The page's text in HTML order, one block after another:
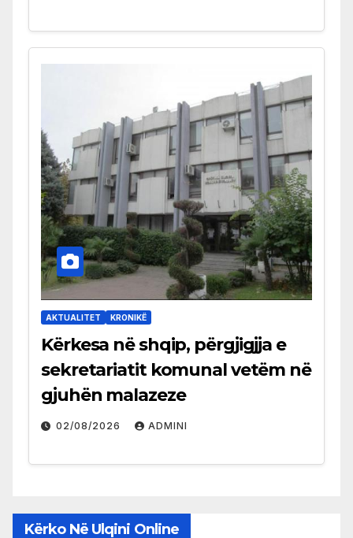
AKTUALITET KRONIKË
Kërkesa në shqip, përgjigjja e
sekretariatit komunal vetëm në
gjuhën malazeze
02/08/2026 ADMINI
Kërko Në Ulqini Online